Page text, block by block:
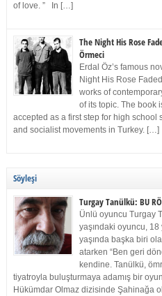
of love. ” In […]
The Night His Rose
Örmeci
Erdal Öz’s famous
Night His Rose
works of
of its topic. The book
accepted as a first step for high school
and socialist movements in Turkey. […]
Söyleşi
Turgay Tanülkü: BU
Ünlü oyuncu Turgay
yaşındaki oyuncu,
yaşında başka biri
atarken “Ben geri
kendine. Tanülkü,
tiyatroyla buluşturmaya adamış bir
Hükümdar Olmaz dizisinde Şahinağa